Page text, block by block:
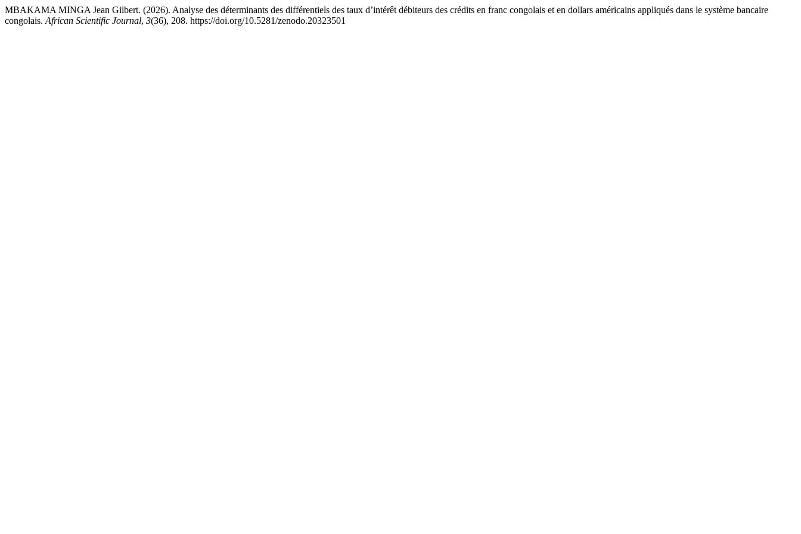
MBAKAMA MINGA Jean Gilbert. (2026). Analyse des déterminants des différentiels des taux d’intérêt débiteurs des crédits en franc congolais et en dollars américains appliqués dans le système bancaire
congolais. African Scientific Journal, 3(36), 208. https://doi.org/10.5281/zenodo.20323501